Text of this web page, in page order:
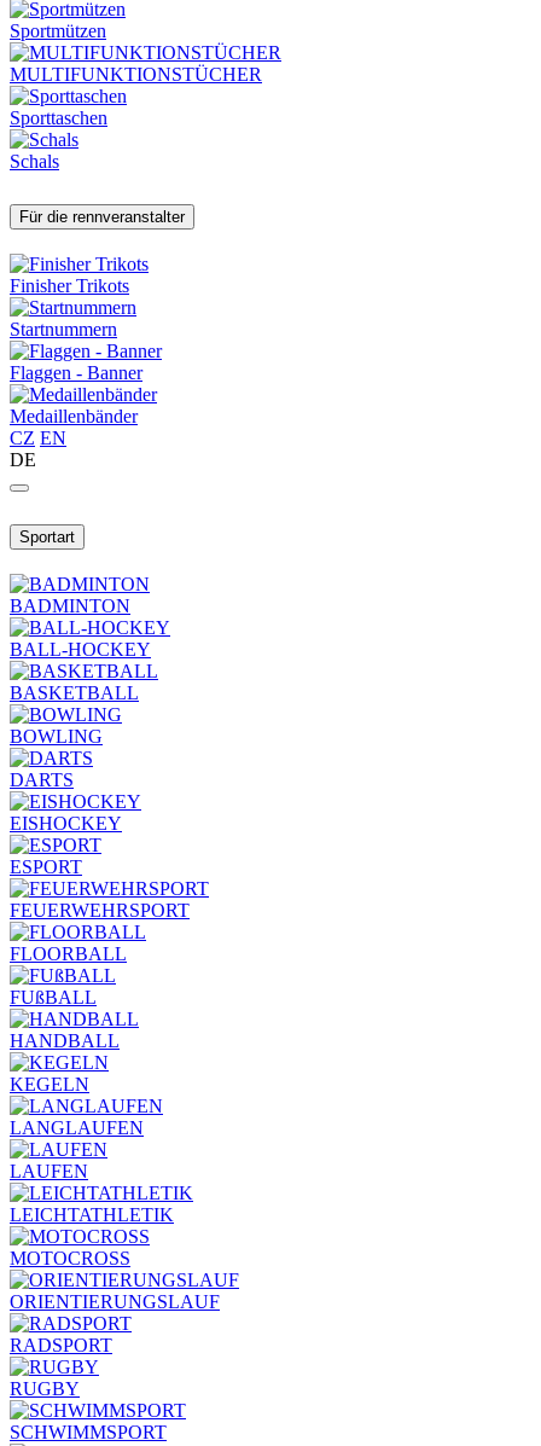
Sportmützen
MULTIFUNKTIONSTÜCHER
Sporttaschen
Schals
Für die rennveranstalter
Finisher Trikots
Startnummern
Flaggen - Banner
Medaillenbänder
CZ EN
DE
Sportart
BADMINTON
BALL-HOCKEY
BASKETBALL
BOWLING
DARTS
EISHOCKEY
ESPORT
FEUERWEHRSPORT
FLOORBALL
FUßBALL
HANDBALL
KEGELN
LANGLAUFEN
LAUFEN
LEICHTATHLETIK
MOTOCROSS
ORIENTIERUNGSLAUF
RADSPORT
RUGBY
SCHWIMMSPORT